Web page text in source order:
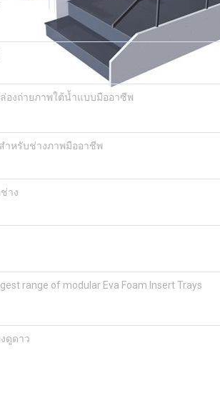
องถ่ายภาพใต้น้ำแบบมืออาซีพ
ำหรับช่างภาพมืออาชีพ
าง
range of modular Eva Foam Insert Trays
ดูดาว